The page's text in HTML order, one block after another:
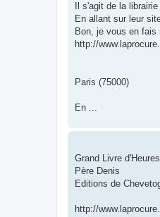
Il s'agit de la
En allant sur leur
Bon, je vous en fais
http://
Paris (75000)
En ...
Grand Livre d'Heures
Père Denis
Editions de
http://